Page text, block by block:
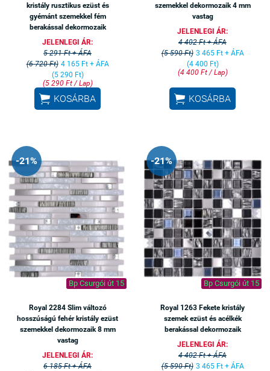
kristály rusztikus ezüst és
gyémánt szemekkel fém
berakással dekormozaik
JELENLEGI ÁR:
5 291 Ft + ÁFA
(6 720 Ft) 4 165 Ft + ÁFA
(5 290 Ft)
(5 290 Ft / Lap)
 KOSÁRBA
szemekkel dekormozaik 4 mm
vastag
JELENLEGI ÁR:
4 402 Ft + ÁFA
(5 590 Ft) 3 465 Ft + ÁFA
(4 400 Ft)
(4 400 Ft / Lap)
 KOSÁRBA
-21%
Bp Csurgói út 15
Royal 2284 Slim változó
hosszúságú fehér kristály ezüst
szemekkel dekormozaik 8 mm
vastag
JELENLEGI ÁR:
6 185 Ft + ÁFA
-21%
Bp Csurgói út 15
Royal 1263 Fekete kristály
szemek ezüst és acélkék
berakással dekormozaik
JELENLEGI ÁR:
4 402 Ft + ÁFA
(5 590 Ft) 3 465 Ft + ÁFA